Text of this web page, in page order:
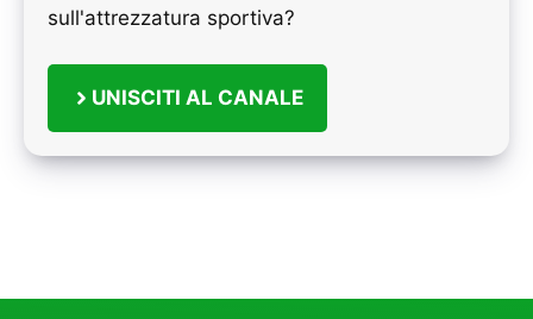
sull'attrezzatura sportiva?
UNISCITI AL CANALE